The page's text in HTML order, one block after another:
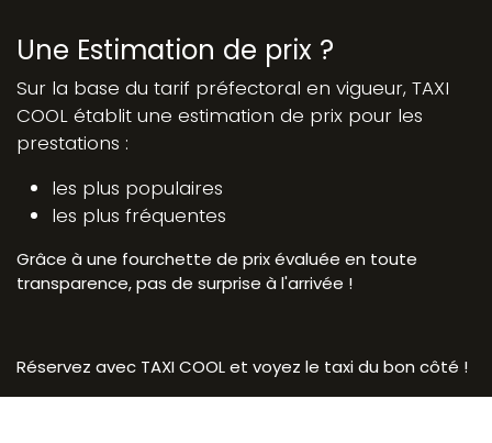
Une Estimation de prix ?
Sur la base du tarif préfectoral en vigueur, TAXI
COOL établit une estimation de prix pour les
prestations :
les plus populaires
les plus fréquentes
Grâce à une fourchette de prix évaluée en toute
transparence, pas de surprise à l'arrivée !
Réservez avec TAXI COOL et voyez le taxi du bon côté !